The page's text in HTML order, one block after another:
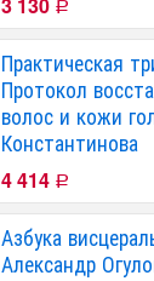
Р
Практическая
Протокол
волос и кожи
Константинова
4 414 Р
Азбука
Александр